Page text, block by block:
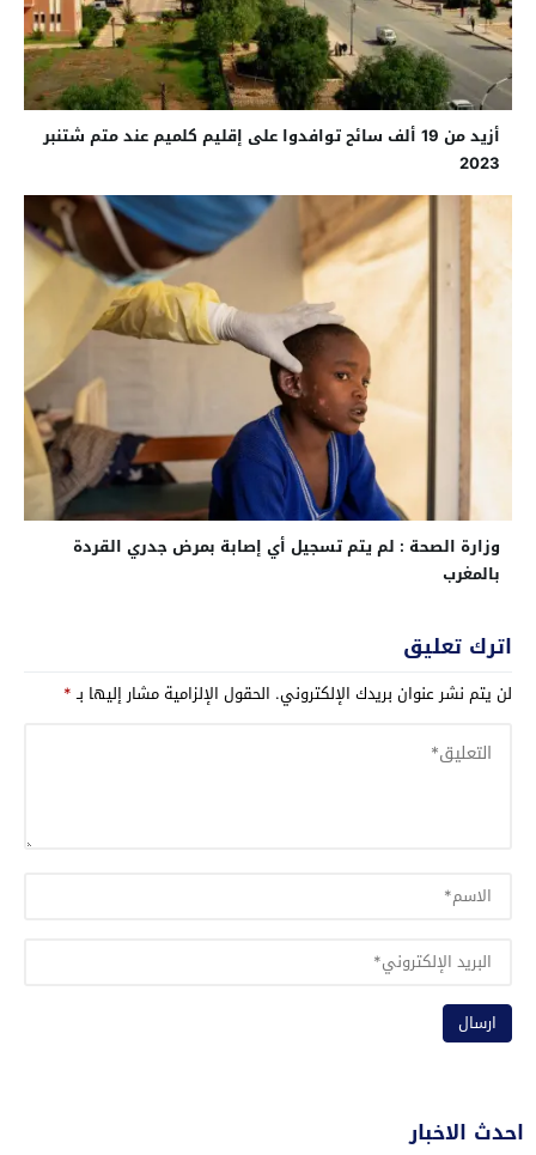
أزيد من 19 ألف سائح توافدوا على إقليم كلميم عند متم شتنبر
2023
وزارة الصحة : لم يتم تسجيل أي إصابة بمرض جدري القردة
بالمغرب
اترك تعليق
لن يتم نشر عنوان بريدك الإلكتروني. الحقول الإلزامية مشار إليها بـ*
احدث الاخبار